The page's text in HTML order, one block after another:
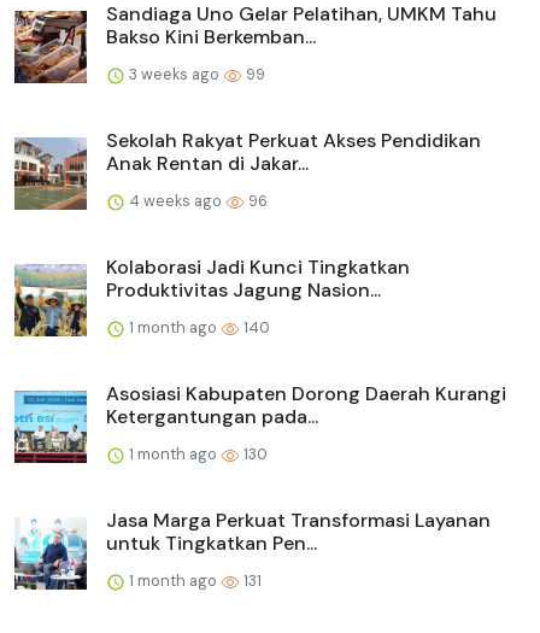
Sandiaga Uno Gelar Pelatihan, UMKM Tahu
Bakso Kini Berkemban...
3 weeks ago 99
Sekolah Rakyat Perkuat Akses Pendidikan
Anak Rentan di Jakar...
4 weeks ago 96
Kolaborasi Jadi Kunci Tingkatkan
Produktivitas Jagung Nasion...
1 month ago 140
Asosiasi Kabupaten Dorong Daerah Kurangi
Ketergantungan pada...
1 month ago 130
Jasa Marga Perkuat Transformasi Layanan
untuk Tingkatkan Pen...
1 month ago 131